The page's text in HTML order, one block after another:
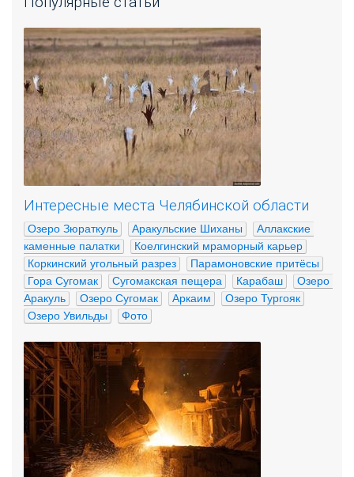
Интересные места Челябинской области
Озеро Зюраткуль Аракульские Шиханы
Аллакские
каменные палатки
Коелгинский мраморный карьер
Коркинский угольный разрез
Парамоновские притёсы
Гора Сугомак
Сугомакская пещера Карабаш
Озеро
Аракуль
Озеро Сугомак Аркаим
Озеро Тургояк
Озеро Увильды
Фото